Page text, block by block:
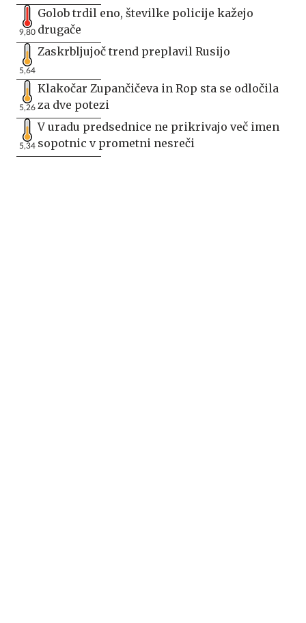
9,80
Golob trdil eno, številke policije kažejo
drugače
5,64
Zaskrbljujoč trend preplavil Rusijo
5,26
Klakočar Zupančičeva in Rop sta se odločila
za dve potezi
5,34
V uradu predsednice ne prikrivajo več imen
sopotnic v prometni nesreči